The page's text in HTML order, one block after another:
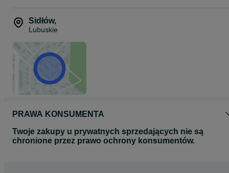
Sidłów,
Lubuskie
PRAWA KONSUMENTA
Twoje zakupy u prywatnych sprzedających nie są
chronione przez prawo ochrony konsumentów.